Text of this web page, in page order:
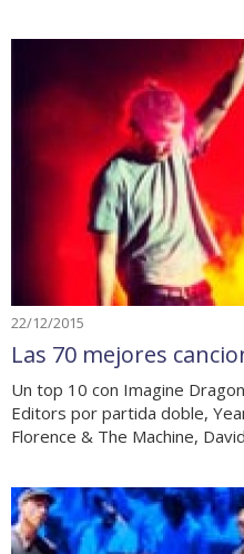
22/12/2015
Las 70 mejores
Un top 10 con Imagine
Editors por partida doble,
Florence & The Machine,